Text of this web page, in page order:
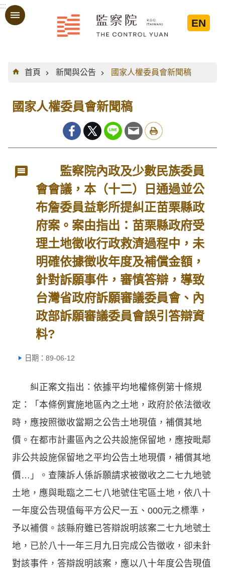
跳到主要內容區塊
:::
EN
:::
首頁
新聞與公告 國家人權委員會新聞稿
國家人權委員會新聞稿
監察院內政及少數民族委員
會會議，本（十二）日通過並公
布詹委員益彰所提糾正苗栗縣政
府案。案由指出：苗栗縣政府受
理土地徵收行政救濟過程中，未
明確依據徵收年度及補償金額，
針對訴願事件，審慎答辯，導致
台灣省政府訴願審議委員會、內
政部訴願審議委員會誤引答辯資
料?
日期：89-06-12
糾正案文指出：依據平均地權條例第十條規
定：「本條例實施地區內之土地，政府於依法徵收
時，應按照徵收當期之公告土地現值，補償其地
價。在都市計畫區內之公共設施保留地，應按毗鄰
非公共設施保留地之平均公告土地現價，補償其地
價…」。查陳訴人係訴願請求被徵收之二七九地號
土地，應與毗臨之二七八地號住宅區土地，依八十
一年度公告現值每平方公尺一五、000元之標準，
予以補償。該縣府雖已答辯說明該案二七九地號土
地，已於八十一年三月九日完成公告徵收，卻未針
對該事件，答辯說明該案，應以八十年度公告現值